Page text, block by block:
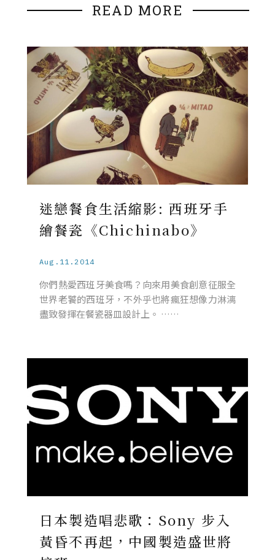
READ MORE
迷戀餐食生活縮影: 西班牙手
繪餐瓷《Chichinabo》
Aug.11.2014
你們熱愛西班牙美食嗎？向來用美食創意征服全
世界老饕的西班牙，不外乎也將瘋狂想像力淋漓
盡致發揮在餐瓷器皿設計上。 ……
日本製造唱悲歌：Sony 步入
黃昏不再起，中國製造盛世將